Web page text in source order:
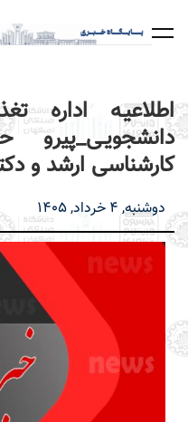
اطلاعیـه اداره
کارشناسی ارشد و
دوشنبه, 4 خرداد, 1405